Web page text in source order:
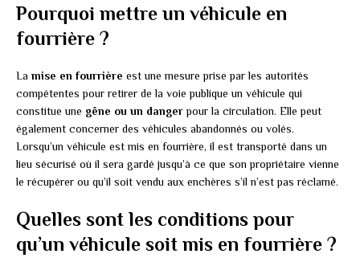
Pourquoi mettre un véhicule en
fourrière ?
La mise en fourrière est une mesure prise par les autorités
compétentes pour retirer de la voie publique un véhicule qui
constitue une gêne ou un dangerpour la circulation. Elle peut
également concerner des véhicules abandonnés ou volés.
Lorsqu’un véhicule est mis en fourrière, il est transporté dans un
lieu sécurisé où il sera gardé jusqu’à ce que son propriétaire vienne
le récupérer ou qu’il soit vendu aux enchères s’il n’est pas réclamé.
Quelles sont les conditions pour
qu’un véhicule soit mis en fourrière ?